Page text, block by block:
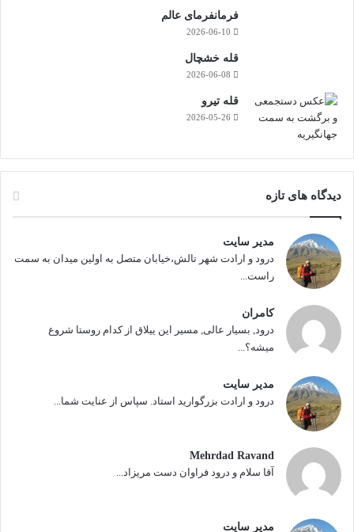
فرمانفرمای عالم
2026-06-10
قله خشچال
2026-06-08
قله تیرو
2026-05-26
دیدگاه های تازه
مدیر سایت
درود و ارادت شهر تالش،خیابان متصل به اولین میدان به سمت
راست...
کامران
درود, بسیار عالی, مسیر این ییلاق از کدام روستا شروع
میشه؟...
مدیر سایت
درود و ارادت بزرگوارید استاد. سپاس از عنایت شما...
Mehrdad Ravand
آقا سلام و درود فراوان دست مریزاد...
مدیر سایت